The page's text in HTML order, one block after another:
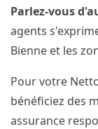
Parlez-vous
agents
Bienne et les
Pour votre
bénéficiez des
assurance